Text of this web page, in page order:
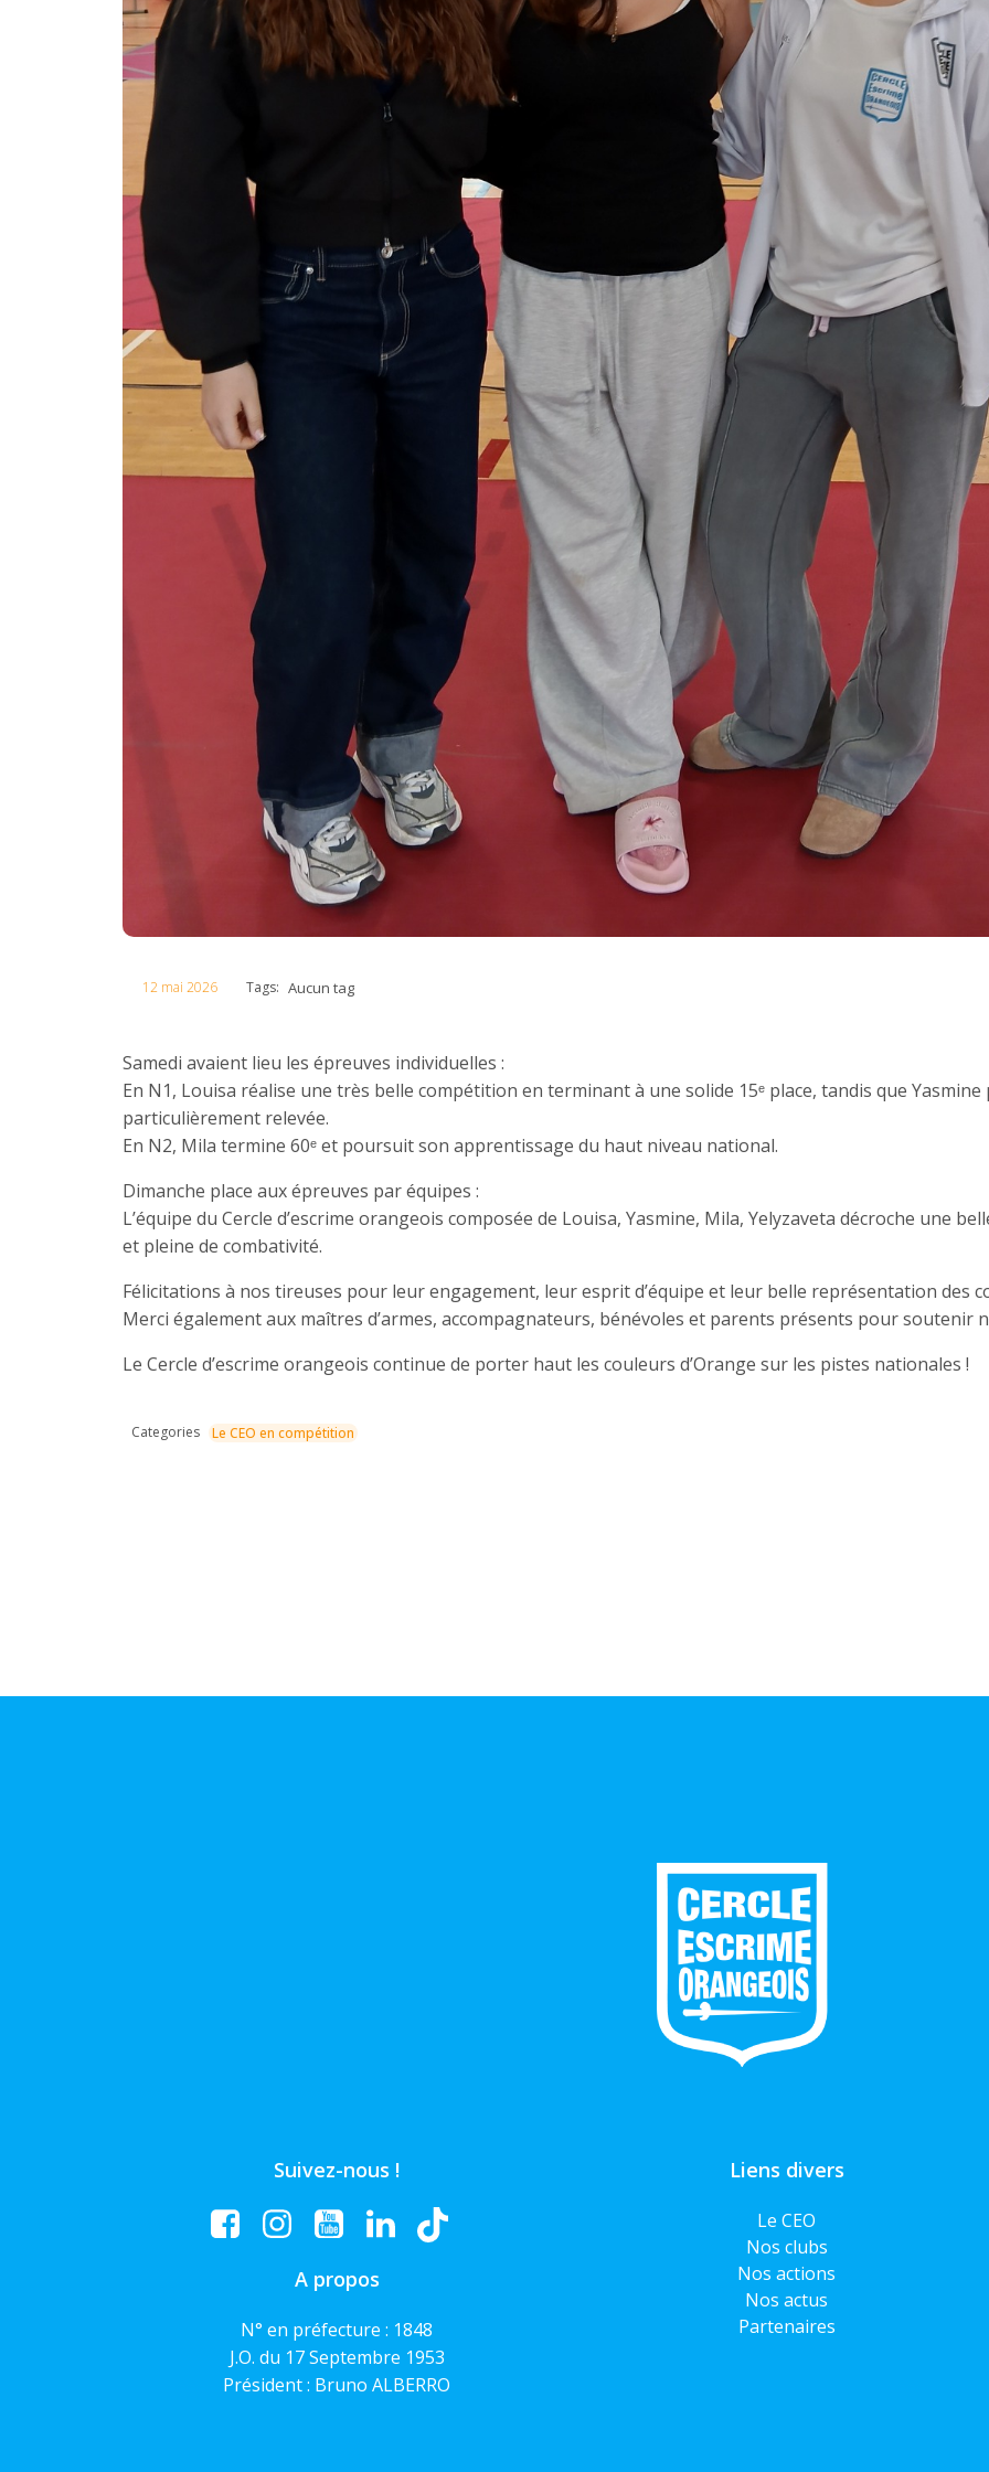
12 mai 2026 Tags: Aucun tag
Samedi avaient lieu les épreuves individuelles :
En N1, Louisa réalise une très belle compétition en terminant à une solide 15ᵉ place, tandis que
particulièrement relevée.
En N2, Mila termine 60ᵉ et poursuit son apprentissage du haut niveau national.
Dimanche place aux épreuves par équipes :
L’équipe du Cercle d’escrime orangeois composée de Louisa, Yasmine, Mila, Yelyzaveta décroche une
et pleine de combativité.
Félicitations à nos tireuses pour leur engagement, leur esprit d’équipe et leur belle représentation des
Merci également aux maîtres d’armes, accompagnateurs, bénévoles et parents présents pour soutenir
Le Cercle d’escrime orangeois continue de porter haut les couleurs d’Orange sur les pistes nationales !
Categories Le CEO en compétition
Suivez-nous !
A propos
N° en préfecture : 1848
J.O. du 17 Septembre 1953
Président : Bruno ALBERRO
Liens divers
Le CEO
Nos clubs
Nos actions
Nos actus
Partenaires